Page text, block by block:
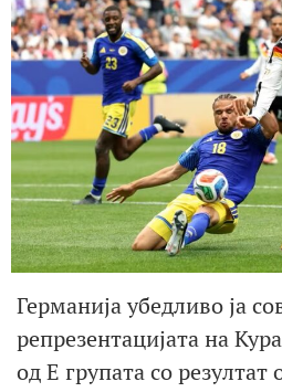
Германија убедливо ја
репрезентацијата на
од Е групата со резултат